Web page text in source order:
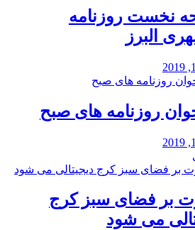
نخست روزنامه‌
البرز
روزنامه های صبح
بر فضای سبز کرج
می شود